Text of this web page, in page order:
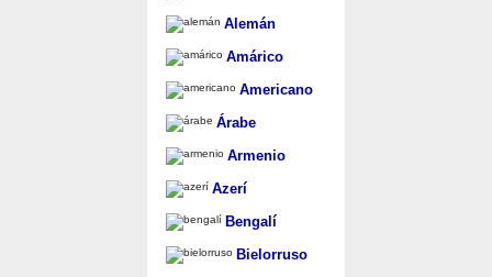
Alemán
Amárico
Americano
Árabe
Armenio
Azerí
Bengalí
Bielorruso